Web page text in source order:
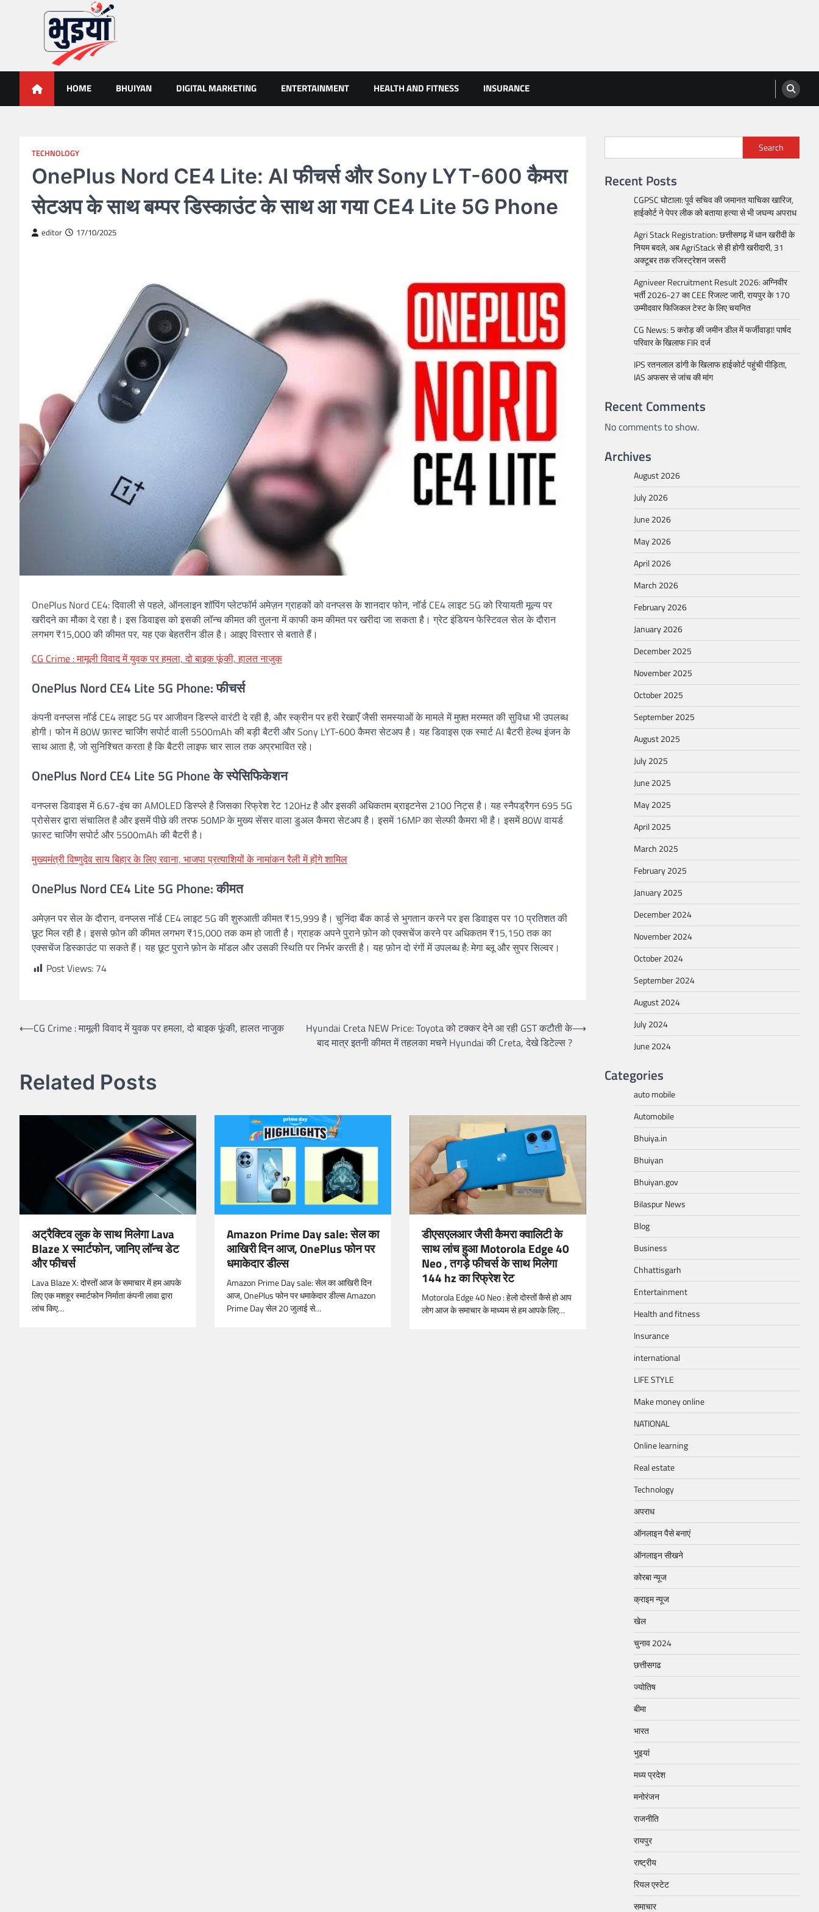
भुइयां, BHUIYAN, CG BHUIYAN NEWS
HOME BHUIYAN DIGITAL MARKETING ENTERTAINMENT HEALTH AND FITNESS INSURANCE
TECHNOLOGY
OnePlus Nord CE4 Lite: AI फीचर्स और Sony LYT-600 कैमरा
सेटअप के साथ बम्पर डिस्काउंट के साथ आ गया CE4 Lite 5G Phone
editor 17/10/2025
OnePlus Nord CE4: दिवाली से पहले, ऑनलाइन शॉपिंग प्लेटफॉर्म अमेज़न ग्राहकों को वनप्लस के शानदार फोन, नॉर्ड CE4 लाइट 5G को रियायती मूल्य पर
खरीदने का मौका दे रहा है। इस डिवाइस को इसकी लॉन्च कीमत की तुलना में काफी कम कीमत पर खरीदा जा सकता है। ग्रेट इंडियन फेस्टिवल सेल के दौरान
लगभग ₹15,000 की कीमत पर, यह एक बेहतरीन डील है। आइए विस्तार से बताते हैं।
CG Crime : मामूली विवाद में युवक पर हमला, दो बाइक फूंकी, हालत नाजुक
OnePlus Nord CE4 Lite 5G Phone: फीचर्स
कंपनी वनप्लस नॉर्ड CE4 लाइट 5G पर आजीवन डिस्प्ले वारंटी दे रही है, और स्क्रीन पर हरी रेखाएँ जैसी समस्याओं के मामले में मुफ़्त मरम्मत की सुविधा भी उपलब्ध
होगी। फोन में 80W फ़ास्ट चार्जिंग सपोर्ट वाली 5500mAh की बड़ी बैटरी और Sony LYT-600 कैमरा सेटअप है। यह डिवाइस एक स्मार्ट AI बैटरी हेल्थ इंजन के
साथ आता है, जो सुनिश्चित करता है कि बैटरी लाइफ चार साल तक अप्रभावित रहे।
OnePlus Nord CE4 Lite 5G Phone के स्पेसिफिकेशन
वनप्लस डिवाइस में 6.67-इंच का AMOLED डिस्प्ले है जिसका रिफ्रेश रेट 120Hz है और इसकी अधिकतम ब्राइटनेस 2100 निट्स है। यह स्नैपड्रैगन 695 5G
प्रोसेसर द्वारा संचालित है और इसमें पीछे की तरफ 50MP के मुख्य सेंसर वाला डुअल कैमरा सेटअप है। इसमें 16MP का सेल्फी कैमरा भी है। इसमें 80W वायर्ड
फ़ास्ट चार्जिंग सपोर्ट और 5500mAh की बैटरी है।
मुख्यमंत्री विष्णुदेव साय बिहार के लिए रवाना, भाजपा प्रत्याशियों के नामांकन रैली में होंगे शामिल
OnePlus Nord CE4 Lite 5G Phone: कीमत
अमेज़न पर सेल के दौरान, वनप्लस नॉर्ड CE4 लाइट 5G की शुरुआती कीमत ₹15,999 है। चुनिंदा बैंक कार्ड से भुगतान करने पर इस डिवाइस पर 10 प्रतिशत की
छूट मिल रही है। इससे फ़ोन की कीमत लगभग ₹15,000 तक कम हो जाती है। ग्राहक अपने पुराने फ़ोन को एक्सचेंज करने पर अधिकतम ₹15,150 तक का
एक्सचेंज डिस्काउंट पा सकते हैं। यह छूट पुराने फ़ोन के मॉडल और उसकी स्थिति पर निर्भर करती है। यह फ़ोन दो रंगों में उपलब्ध है: मेगा ब्लू और सुपर सिल्वर।
Post Views: 74
Post
⟵CG Crime : मामूली विवाद में युवक पर हमला, दो बाइक फूंकी, हालत नाजुक
Hyundai Creta NEW Price: Toyota को टक्कर देने आ रही GST कटौती के
बाद मात्र इतनी कीमत में तहलका मचने Hyundai की Creta, देखे डिटेल्स ?
⟶
Related Posts
अट्रैक्टिव लुक के साथ मिलेगा Lava
Blaze X स्मार्टफोन, जानिए लॉन्च डेट
और फीचर्स
Lava Blaze X: दोस्तों आज के समाचार में हम आपके
लिए एक मशहूर स्मार्टफोन निर्माता कंपनी लावा द्वारा
लांच किए…
Amazon Prime Day sale: सेल का
आखिरी दिन आज, OnePlus फोन पर
धमाकेदार डील्स
Amazon Prime Day sale: सेल का आखिरी दिन
आज, OnePlus फोन पर धमाकेदार डील्स Amazon
Prime Day सेल 20 जुलाई से…
डीएसएलआर जैसी कैमरा क्वालिटी के
साथ लांच हुआ Motorola Edge 40
Neo , तगड़े फीचर्स के साथ मिलेगा
144 hz का रिफ्रेश रेट
Motorola Edge 40 Neo : हेलो दोस्तों कैसे हो आप
लोग आज के समाचार के माध्यम से हम आपके लिए…
Search
Recent Posts
CGPSC घोटाला: पूर्व सचिव की जमानत याचिका खारिज,
हाईकोर्ट ने पेपर लीक को बताया हत्या से भी जघन्य अपराध
Agri Stack Registration: छत्तीसगढ़ में धान खरीदी के
नियम बदले, अब AgriStack से ही होगी खरीदारी, 31
अक्टूबर तक रजिस्ट्रेशन जरूरी
Agniveer Recruitment Result 2026: अग्निवीर
भर्ती 2026-27 का CEE रिजल्ट जारी, रायपुर के 170
उम्मीदवार फिजिकल टेस्ट के लिए चयनित
CG News: 5 करोड़ की जमीन डील में फर्जीवाड़ा! पार्षद
परिवार के खिलाफ FIR दर्ज
IPS रतनलाल डांगी के खिलाफ हाईकोर्ट पहुंची पीड़िता,
IAS अफसर से जांच की मांग
Recent Comments
No comments to show.
Archives
August 2026
July 2026
June 2026
May 2026
April 2026
March 2026
February 2026
January 2026
December 2025
November 2025
October 2025
September 2025
August 2025
July 2025
June 2025
May 2025
April 2025
March 2025
February 2025
January 2025
December 2024
November 2024
October 2024
September 2024
August 2024
July 2024
June 2024
Categories
auto mobile
Automobile
Bhuiya.in
Bhuiyan
Bhuiyan.gov
Bilaspur News
Blog
Business
Chhattisgarh
Entertainment
Health and fitness
Insurance
international
LIFE STYLE
Make money online
NATIONAL
Online learning
Real estate
Technology
अपराध
ऑनलाइन पैसे बनाएं
ऑनलाइन सीखने
कोरबा न्यूज
क्राइम न्यूज
खेल
चुनाव 2024
छत्तीसगढ
ज्योतिष
बीमा
भारत
भुइयां
मध्य प्रदेश
मनोरंजन
राजनीति
रायपुर
राष्ट्रीय
रियल एस्टेट
समाचार